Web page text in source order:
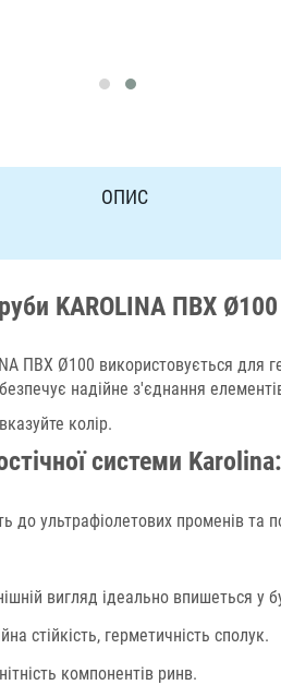
ОПИС
KAROLINA ПВХ Ø100
ПВХ Ø100 використовується для
надійне з'єднання
колір.
системи Karolina:
до ультрафіолетових променів та
вигляд ідеально впишеться у
стійкість, герметичність сполук.
компонентів ринв.